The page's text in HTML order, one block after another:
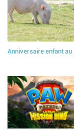
Anniversaire enfant